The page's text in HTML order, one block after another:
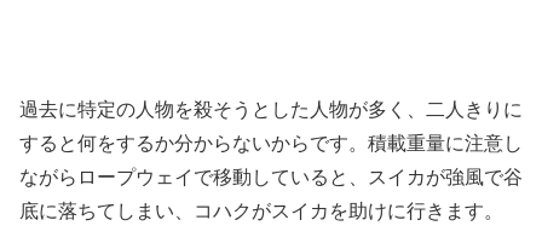
過去に特定の人物を殺そうとした人物が多く、二人きりに
すると何をするか分からないからです。積載重量に注意し
ながらロープウェイで移動していると、スイカが強風で谷
底に落ちてしまい、コハクがスイカを助けに行きます。